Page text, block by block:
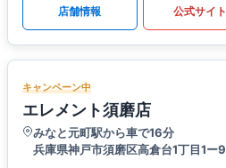
店舗情報 公式サイト
キャンペーン中
エレメント須磨店
みなと元町駅から車で16分
兵庫県神戸市須磨区高倉台1丁目1ー9